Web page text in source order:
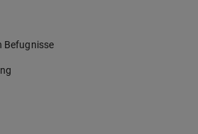
Befugnisse